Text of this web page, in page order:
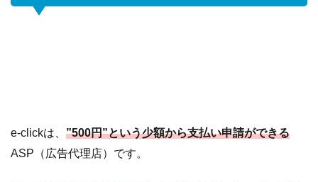
モ
ー
e-clickは、 ”500円”という少額から支払い申請ができる
ASP（広告代理店）です。